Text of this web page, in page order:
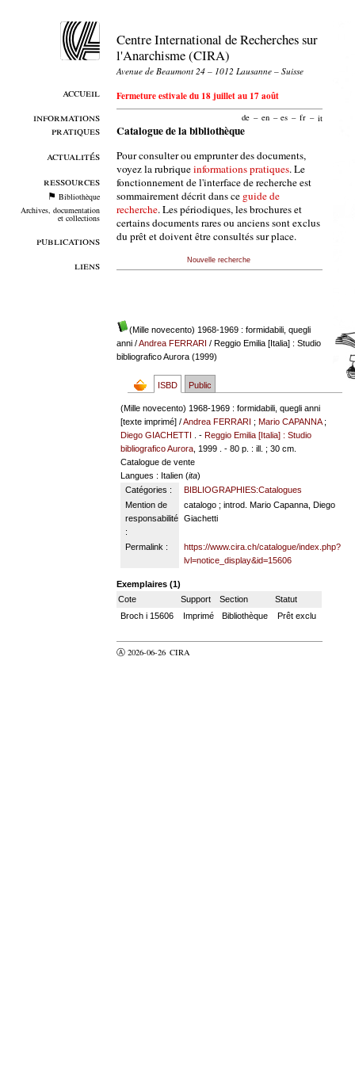
accueil
informations
pratiques
actualités
ressources
Bibliothèque
Archives, documentation
et collections
publications
liens
Centre International de Recherches sur
l'Anarchisme (CIRA)
Avenue de Beaumont 24 – 1012 Lausanne – Suisse
Fermeture estivale du 18 juillet au 17 août
de – en – es – fr – it
Catalogue de la bibliothèque
Pour consulter ou emprunter des documents,
voyez la rubriqueinformations pratiques. Le
fonctionnement de l'interface de recherche est
sommairement décrit dans ce guide de
recherche. Les périodiques, les brochures et
certains documents rares ou anciens sont exclus
du prêt et doivent être consultés sur place.
Nouvelle recherche
(Mille novecento) 1968-1969 : formidabili, quegli
anni/Andrea FERRARI / Reggio Emilia [Italia] : Studio
bibliografico Aurora (1999)
ISBD Public
(Mille novecento) 1968-1969 : formidabili, quegli anni
[texte imprimé] /Andrea FERRARI ;Mario CAPANNA;
Diego GIACHETTI
. -Reggio Emilia [Italia] : Studio
bibliografico Aurora , 1999 . - 80 p. : ill. ; 30 cm.
Catalogue de vente
Langues : Italien (ita)
Catégories :
BIBLIOGRAPHIES:Catalogues
Mention de
responsabilité
:
catalogo ; introd. Mario Capanna, Diego
Giachetti
Permalink :
https://www.cira.ch/catalogue/index.php?
lvl=notice_display&id=15606
Exemplaires (1)
Cote
Support Section
Statut
Broch i 15606
Imprimé Bibliothèque Prêt exclu
Ⓐ 2026-06-26 CIRA